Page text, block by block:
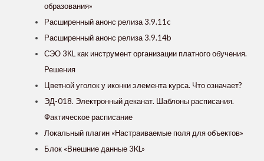
образования»
Расширенный анонс релиза 3.9.11c
Расширенный анонс релиза 3.9.14b
СЭО 3КL как инструмент организации платного обучения.
Решения
Цветной уголок у иконки элемента курса. Что означает?
ЭД-018. Электронный деканат. Шаблоны расписания.
Фактическое расписание
Локальный плагин «Настраиваемые поля для объектов»
Блок «Внешние данные 3KL»